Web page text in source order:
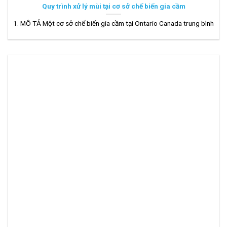
Quy trình xử lý mùi tại cơ sở chế biến gia cầm
1. MÔ TẢ Một cơ sở chế biến gia cầm tại Ontario Canada trung bình